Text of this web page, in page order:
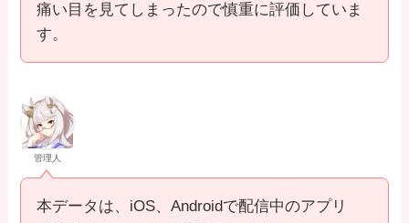
痛い目を見てしまったので慎重に評価していま
す。
管理人
本データは、iOS、Androidで配信中のアプリ